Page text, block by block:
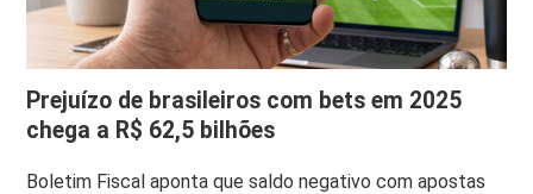
Prejuízo de brasileiros com bets em 2025
chega a R$ 62,5 bilhões
Boletim Fiscal aponta que saldo negativo com apostas